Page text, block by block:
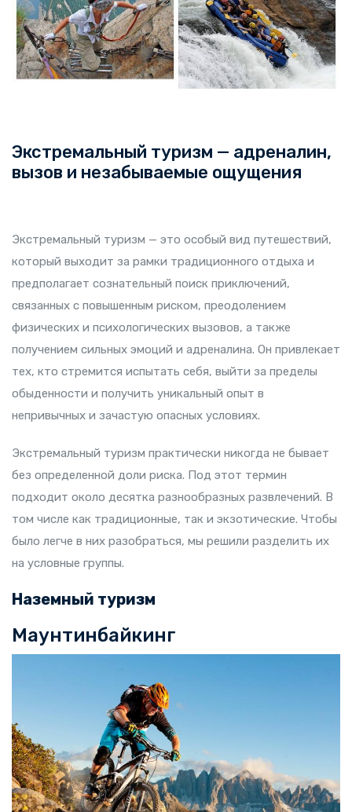
Экстремальный туризм — адреналин,
вызов и незабываемые ощущения
Экстремальный туризм — это особый вид путешествий,
который выходит за рамки традиционного отдыха и
предполагает сознательный поиск приключений,
связанных с повышенным риском, преодолением
физических и психологических вызовов, а также
получением сильных эмоций и адреналина. Он привлекает
тех, кто стремится испытать себя, выйти за пределы
обыденности и получить уникальный опыт в
непривычных и зачастую опасных условиях.
Экстремальный туризм практически никогда не бывает
без определенной доли риска. Под этот термин
подходит около десятка разнообразных развлечений. В
том числе как традиционные, так и экзотические. Чтобы
было легче в них разобраться, мы решили разделить их
на условные группы.
Наземный туризм
Маунтинбайкинг